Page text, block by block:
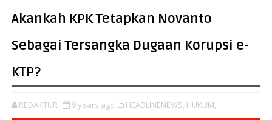
Akankah KPK Tetapkan Novanto
Sebagai Tersangka Dugaan Korupsi e-
KTP?
REDAKTUR 9 years ago HEADLINENEWS, HUKUM,